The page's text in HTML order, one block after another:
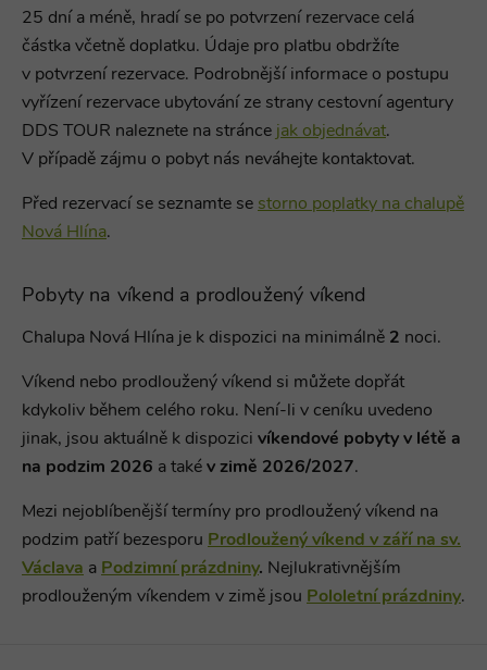
25 dní a méně, hradí se po potvrzení rezervace celá
částka včetně doplatku. Údaje pro platbu obdržíte
v potvrzení rezervace. Podrobnější informace o postupu
vyřízení rezervace ubytování ze strany cestovní agentury
DDS TOUR naleznete na stránce jak objednávat.
V případě zájmu o pobyt nás neváhejte kontaktovat.
Před rezervací se seznamte se storno poplatky na chalupě
Nová Hlína.
Pobyty na víkend a prodloužený víkend
Chalupa Nová Hlína je k dispozici na minimálně 2 noci.
Víkend nebo prodloužený víkend si můžete dopřát
kdykoliv během celého roku. Není-li v ceníku uvedeno
jinak, jsou aktuálně k dispozici víkendové pobyty v létě a
na podzim 2026 a také v zimě 2026/2027.
Mezi nejoblíbenější termíny pro prodloužený víkend na
podzim patří bezesporu Prodloužený víkend v září na sv.
Václava a Podzimní prázdniny. Nejlukrativnějším
prodlouženým víkendem v zimě jsou Pololetní prázdniny.